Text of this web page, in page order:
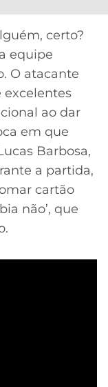
certo?
equipe
O atacante
excelentes
ao dar
em que
Barbosa,
a partida,
cartão
não’, que